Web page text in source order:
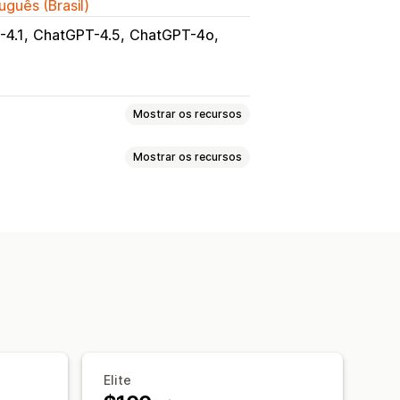
(Brasil)
ChatGPT-4.5 ChatGPT-4o
Mostrar os recursos
Mostrar os recursos
automática
Elite